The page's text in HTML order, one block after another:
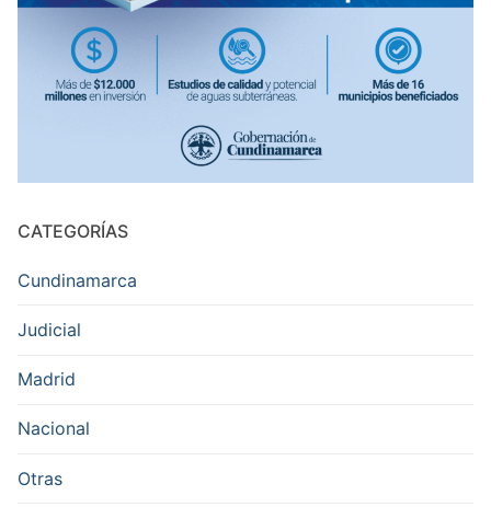
CATEGORÍAS
Cundinamarca
Judicial
Madrid
Nacional
Otras